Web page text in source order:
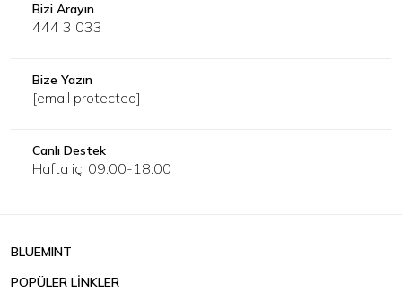
Bizi Arayın
444 3 033
Bize Yazın
[email protected]
Canlı Destek
Hafta içi 09:00-18:00
BLUEMINT
POPÜLER LİNKLER